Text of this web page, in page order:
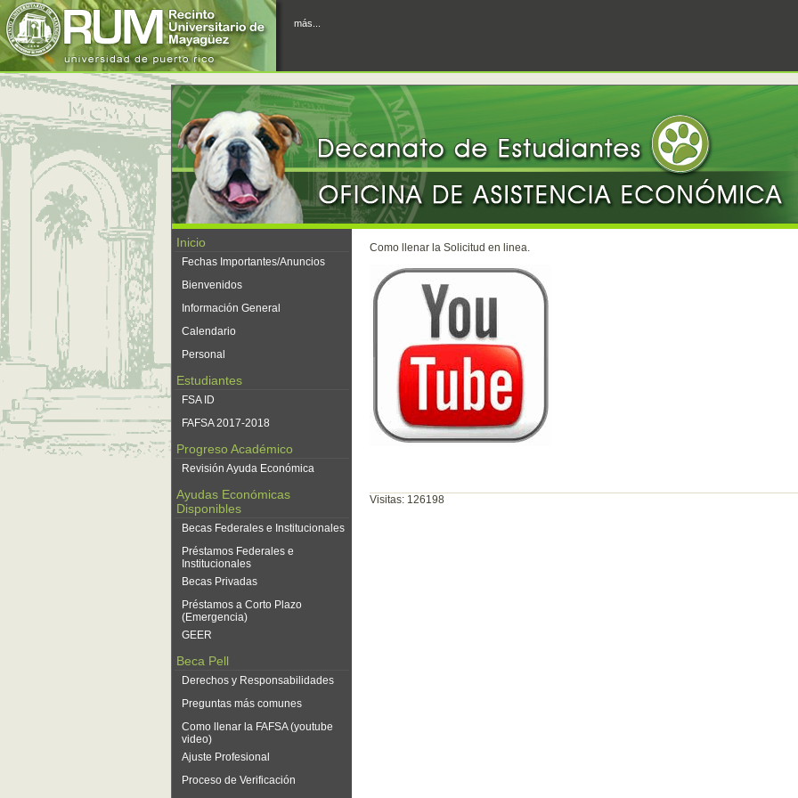
más...
Inicio
Fechas Importantes/Anuncios
Bienvenidos
Información General
Calendario
Personal
Estudiantes
FSA ID
FAFSA 2017-2018
Progreso Académico
Revisión Ayuda Económica
Ayudas Económicas
Disponibles
Becas Federales e Institucionales
Préstamos Federales e
Institucionales
Becas Privadas
Préstamos a Corto Plazo
(Emergencia)
GEER
Beca Pell
Derechos y Responsabilidades
Preguntas más comunes
Como llenar la FAFSA (youtube
video)
Ajuste Profesional
Proceso de Verificación
Como llenar la Solicitud en linea.
Visitas: 126198